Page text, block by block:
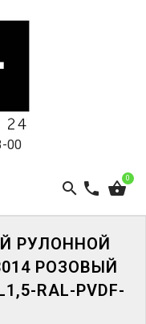
00
0
РУЛОННОЙ
РОЗОВЫЙ
RAL-PVDF-